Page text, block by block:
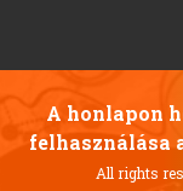
A honlapon
felhasználása
All rights